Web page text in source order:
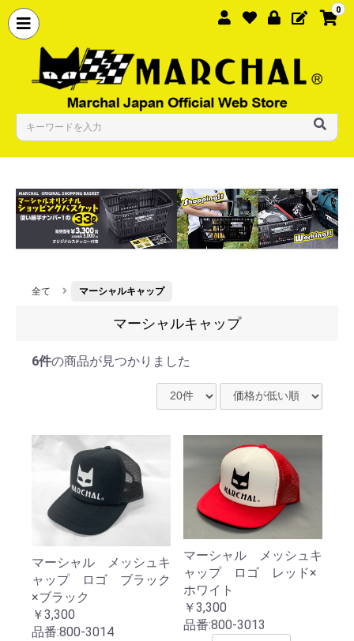
0
全て マーシャルキャップ
マーシャルキャップ
6件の商品が見つかりました
マーシャル メッシュキ
ャップ ロゴ ブラック
×ブラック
￥3,300
品番:800-3014
マーシャル メッシュキ
ャップ ロゴ レッド×
ホワイト
￥3,300
品番:800-3013